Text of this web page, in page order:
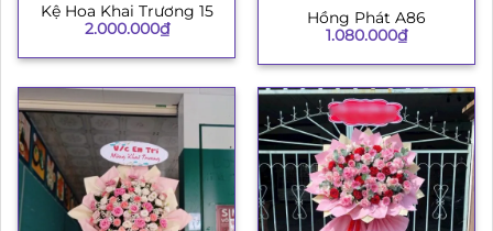
Kệ Hoa Khai Trương 15
2.000.000₫
Hồng Phát A86
1.080.000₫